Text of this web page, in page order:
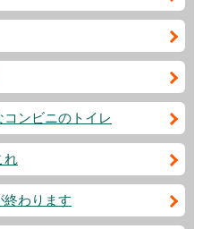
ンビニのトイレ
れ
わります